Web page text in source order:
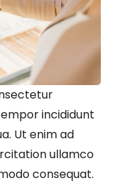
incididunt
Ut enim ad
ullamco
consequat.